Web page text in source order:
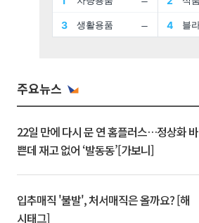
주요뉴스
22일 만에 다시 문 연 홈플러스…정상화 바
쁜데 재고 없어 ‘발동동’[가보니]
입추매직 '불발', 처서매직은 올까요? [해
시태그]